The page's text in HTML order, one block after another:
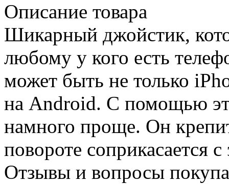
Описание товара
Шикарный джойстик,
любому у кого есть
может быть не только
на Android. С помощью
намного проще. Он
повороте соприкасается
Отзывы и вопросы